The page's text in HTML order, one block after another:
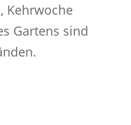
Kehrwoche
Gartens sind